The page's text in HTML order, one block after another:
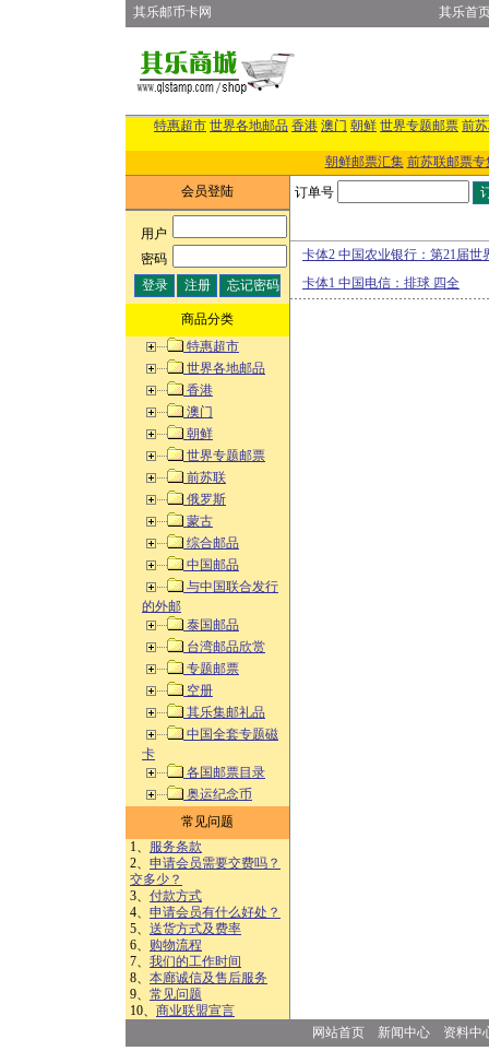
其乐邮币卡网 其乐首
特惠超市 世界各地邮品 香港 澳门 朝鲜 世界专题邮票 前
朝鲜邮票汇集 前苏联邮票专
会员登陆
用户:
密码:
商品分类
特惠超市
世界各地邮品
香港
澳门
朝鲜
世界专题邮票
前苏联
俄罗斯
蒙古
综合邮品
中国邮品
与中国联合发行
的外邮
泰国邮品
台湾邮品欣赏
专题邮票
空册
其乐集邮礼品
中国全套专题磁
卡
各国邮票目录
奥运纪念币
常见问题
1、 服务条款
2、 申请会员需要交费吗？
交多少？
3、 付款方式
4、 申请会员有什么好处？
5、 送货方式及费率
6、 购物流程
7、 我们的工作时间
8、 本廊诚信及售后服务
9、 常见问题
10、 商业联盟宣言
订单号
卡体2 中国农业银行：第21届
卡体1 中国电信：排球 四全
网站首页 新闻中心
资料中